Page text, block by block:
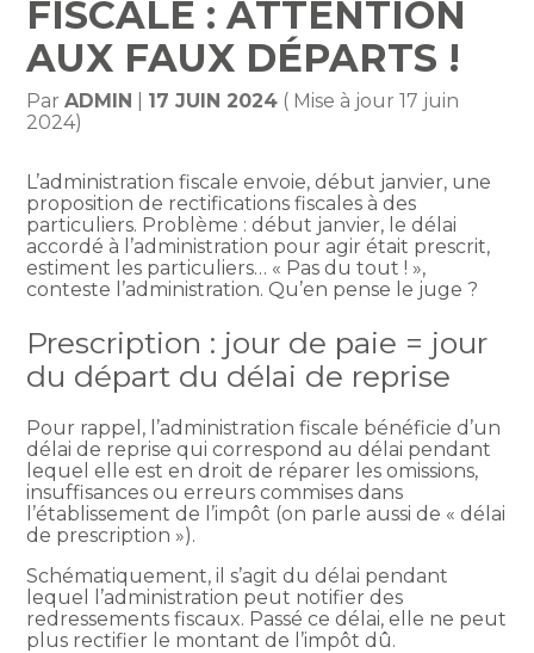
FISCALE : ATTENTION
AUX FAUX DÉPARTS !
ParADMIN 17 JUIN 2024 ( Mise à jour 17 juin
2024)
L’administration fiscale envoie, début janvier, une
proposition de rectifications fiscales à des
particuliers. Problème : début janvier, le délai
accordé à l’administration pour agir était prescrit,
estiment les particuliers… « Pas du tout ! »,
conteste l’administration. Qu’en pense le juge ?
Prescription : jour de paie = jour
du départ du délai de reprise
Pour rappel, l’administration fiscale bénéficie d’un
délai de reprise qui correspond au délai pendant
lequel elle est en droit de réparer les omissions,
insuffisances ou erreurs commises dans
l’établissement de l’impôt (on parle aussi de « délai
de prescription »).
Schématiquement, il s’agit du délai pendant
lequel l’administration peut notifier des
redressements fiscaux. Passé ce délai, elle ne peut
plus rectifier le montant de l’impôt dû.